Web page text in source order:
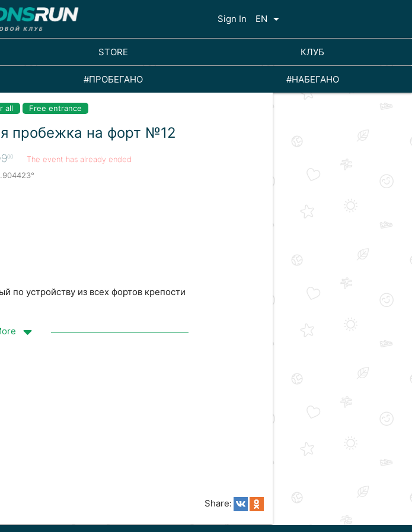
EN arrow_drop_down
Sign In
STORE КЛУБ
#ПРОБЕГАНО #НАБЕГАНО
all Free entrance
пробежка на форт №12
00
The event has already ended
по устройству из всех фортов крепости
Share: